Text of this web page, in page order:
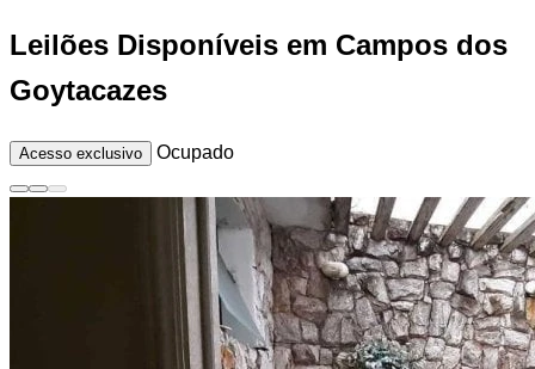
Leilões Disponíveis em Campos dos
Goytacazes
Acesso exclusivo Ocupado